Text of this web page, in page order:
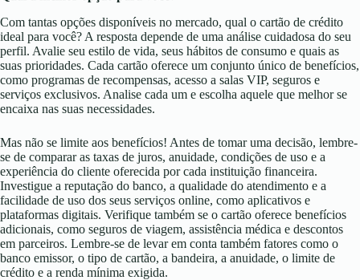
Com tantas opções disponíveis no mercado, qual o cartão de crédito
ideal para você? A resposta depende de uma análise cuidadosa do seu
perfil. Avalie seu estilo de vida, seus hábitos de consumo e quais as
suas prioridades. Cada cartão oferece um conjunto único de benefícios,
como programas de recompensas, acesso a salas VIP, seguros e
serviços exclusivos. Analise cada um e escolha aquele que melhor se
encaixa nas suas necessidades.
Mas não se limite aos benefícios! Antes de tomar uma decisão, lembre-
se de comparar as taxas de juros, anuidade, condições de uso e a
experiência do cliente oferecida por cada instituição financeira.
Investigue a reputação do banco, a qualidade do atendimento e a
facilidade de uso dos seus serviços online, como aplicativos e
plataformas digitais. Verifique também se o cartão oferece benefícios
adicionais, como seguros de viagem, assistência médica e descontos
em parceiros. Lembre-se de levar em conta também fatores como o
banco emissor, o tipo de cartão, a bandeira, a anuidade, o limite de
crédito e a renda mínima exigida.